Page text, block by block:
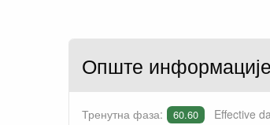
Опште информације
Тренутна фаза: 60.60 Effective